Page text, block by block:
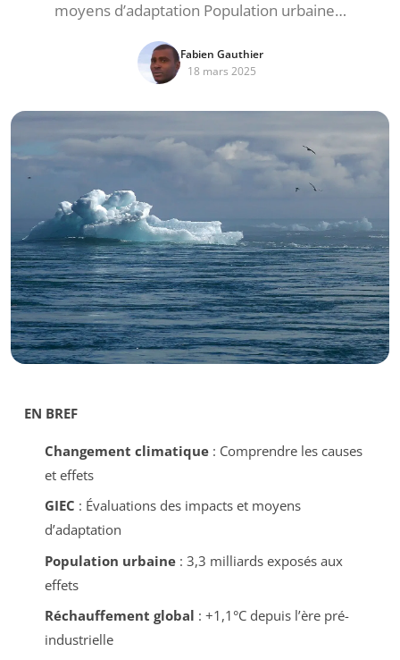
moyens d’adaptation Population urbaine…
Fabien Gauthier
18 mars 2025
EN BREF
Changement climatique: Comprendre les causes
et effets
GIEC : Évaluations des impacts et moyens
d’adaptation
Population urbaine: 3,3 milliards exposés aux
effets
Réchauffement global : +1,1°C depuis l’ère pré-
industrielle